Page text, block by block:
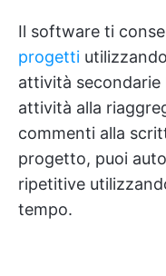
Il software ti
progetti
attività secondarie
attività alla
commenti alla
progetto, puoi
ripetitive
tempo.